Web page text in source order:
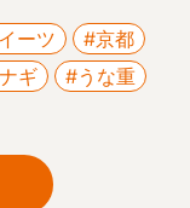
ーツ
#京都
ギ
#うな重